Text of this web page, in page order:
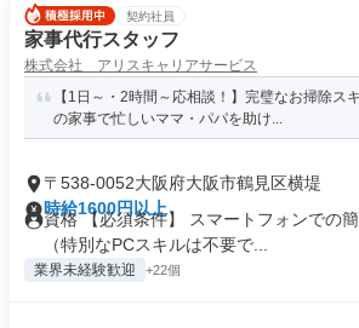
契約社員
家事代行スタッフ
株式会社 アリスキャリアサービス
【1日～・2時間～応相談！】完璧なお掃除ス
の家事で忙しいママ・パパを助け...
〒538-0052大阪府大阪市鶴見区横堤
時給1600円以上
資格 【必須条件】 スマートフォンでの
（特別なPCスキルは不要で...
業界未経験歓迎 +22個